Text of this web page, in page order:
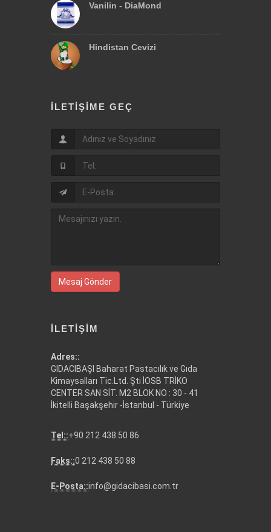
Vanilin - DiaMond
Hindistan Cevizi
İLETIŞIME GEÇ
Mesaj Gönder
İLETIŞIM
Adres::
GIDACIBAŞI Baharat Pastacılık ve Gıda
Kimaysalları Tic.Ltd. Şti İOSB TRİKO
CENTER SAN SİT. M2 BLOK NO : 30 - 41
İkitelli Başakşehir -İstanbul - Türkiye
Tel::+90 212 438 50 86
Faks::0 212 438 50 88
E-Posta::info@gidacibasi.com.tr